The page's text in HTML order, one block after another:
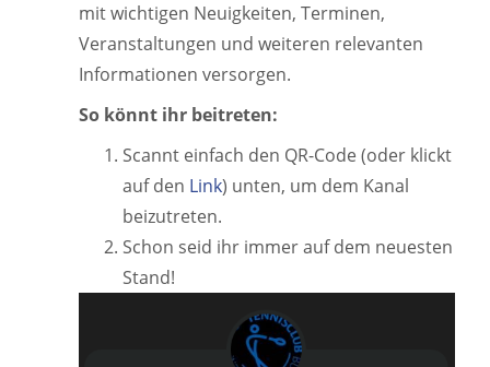
mit wichtigen Neuigkeiten, Terminen,
Veranstaltungen und weiteren relevanten
Informationen versorgen.
So könnt ihr beitreten:
Scannt einfach den QR-Code (oder klickt
auf den Link) unten, um dem Kanal
beizutreten.
Schon seid ihr immer auf dem neuesten
Stand!